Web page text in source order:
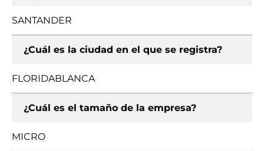
SANTANDER
¿Cuál es la ciudad en el que se registra?
FLORIDABLANCA
¿Cuál es el tamaño de la empresa?
MICRO